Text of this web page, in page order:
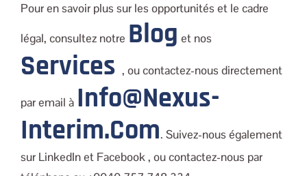
Pour en savoir plus sur les opportunités et le cadre
légal, consultez notre Blog et nos
Services , ou contactez-nous directement
par email à Info@nexus-
Interim.com. Suivez-nous également
sur LinkedIn et Facebook , ou contactez-nous par